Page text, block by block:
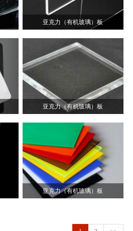
亚克力（有机玻璃）板
亚克力（有机玻璃）板
亚克力（有机玻璃）板